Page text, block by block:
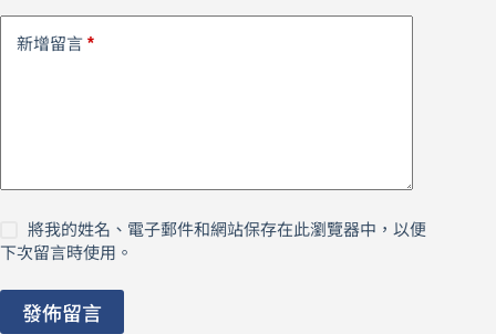
新增留言 *
將我的姓名、電子郵件和網站保存在此瀏覽器中，以便
下次留言時使用。
發佈留言